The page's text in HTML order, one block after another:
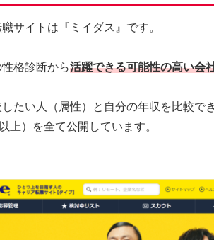
サイトは『ミイダス』です。
格診断から活躍できる可能性の高い会
たい人（属性）と自分の年収を比較で
上）を全て公開しています。